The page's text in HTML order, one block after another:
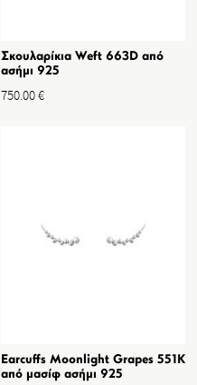
Σκουλαρίκια Weft 663D από
ασήμι 925
750.00€
Earcuffs Moonlight Grapes 551K
από μασίφ ασήμι 925